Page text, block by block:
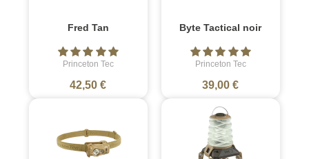
Fred Tan
Princeton Tec
42,50 €
Byte Tactical noir
Princeton Tec
39,00 €